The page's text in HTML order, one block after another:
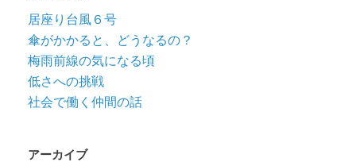
居座り台風６号
傘がかかると、どうなるの？
梅雨前線の気になる頃
低さへの挑戦
社会で働く仲間の話
アーカイブ